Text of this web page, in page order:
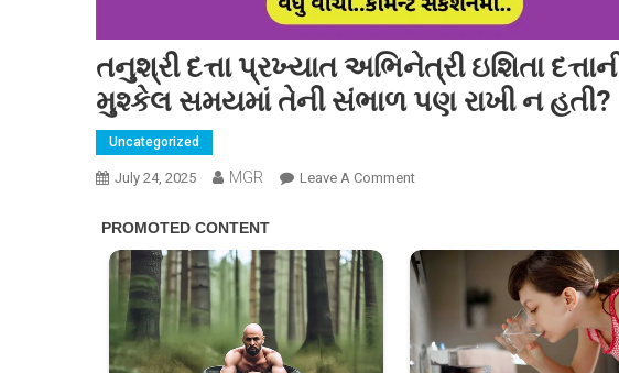
તનુશ્રી દત્તા પ્રખ્યાત અભિનેત્રી ઇશિતા
મુશ્કેલ સમયમાં તેની સંભાળ પણ રાખી ન હતી?
Uncategorized
July 24, 2025 MGR Leave A CommentOn
પ્રખ્યાત
અભિનેત્રી
બહેન